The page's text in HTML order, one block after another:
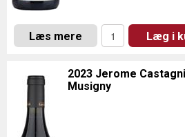
Læs mere Læg i
2023 Jerome
Musigny